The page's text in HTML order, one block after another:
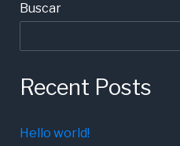
Buscar
Recent Posts
Hello world!